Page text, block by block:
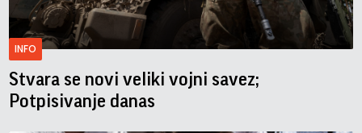
INFO
Stvara se novi veliki vojni savez;
Potpisivanje danas